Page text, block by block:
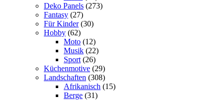
Deko Panels (273)
Fantasy (27)
Für Kinder (30)
Hobby (62)
Moto (12)
Musik (22)
Sport (26)
Küchenmotive (29)
Landschaften (308)
Afrikanisch (15)
Berge (31)